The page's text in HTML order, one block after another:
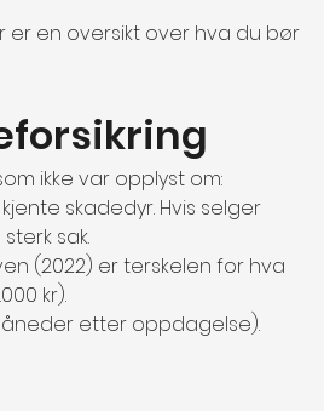
er en oversikt over hva du bør
ikke var opplyst om:
skadedyr. Hvis selger
sak.
(2022) er terskelen for hva
kr).
etter oppdagelse).